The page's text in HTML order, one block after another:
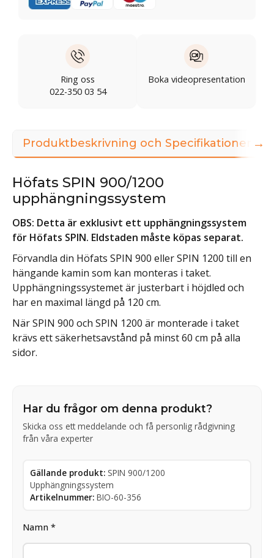
Ring oss
022-350 03 54
Boka videopresentation
Produktbeskrivning och Specifikationer
Höfats SPIN 900/1200
upphängningssystem
OBS: Detta är exklusivt ett upphängningssystem
för Höfats SPIN. Eldstaden måste köpas separat.
Förvandla din Höfats SPIN 900 eller SPIN 1200 till en
hängande kamin som kan monteras i taket.
Upphängningssystemet är justerbart i höjdled och
har en maximal längd på 120 cm.
När SPIN 900 och SPIN 1200 är monterade i taket
krävs ett säkerhetsavstånd på minst 60 cm på alla
sidor.
Har du frågor om denna produkt?
Skicka oss ett meddelande och få personlig rådgivning
från våra experter
Gällande produkt: SPIN 900/1200
Upphängningssystem
Artikelnummer: BIO-60-356
Namn *
→